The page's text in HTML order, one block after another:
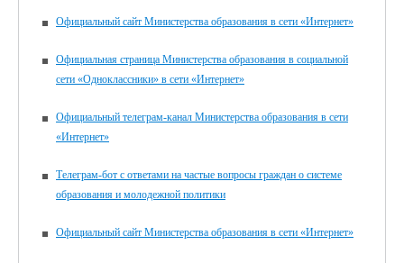
Официальный сайт Министерства образования в сети «Интернет»
Официальная страница Министерства образования в социальной
сети «Одноклассники» в сети «Интернет»
Официальный телеграм-канал Министерства образования в сети
«Интернет»
Телеграм-бот с ответами на частые вопросы граждан о системе
образования и молодежной политики
Официальный сайт Министерства образования в сети «Интернет»